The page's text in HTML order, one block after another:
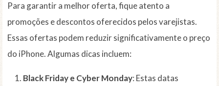
Para garantir a melhor oferta, fique atento a
promoções e descontos oferecidos pelos varejistas.
Essas ofertas podem reduzir significativamente o preço
do iPhone. Algumas dicas incluem:
Black Friday e Cyber Monday: Estas datas